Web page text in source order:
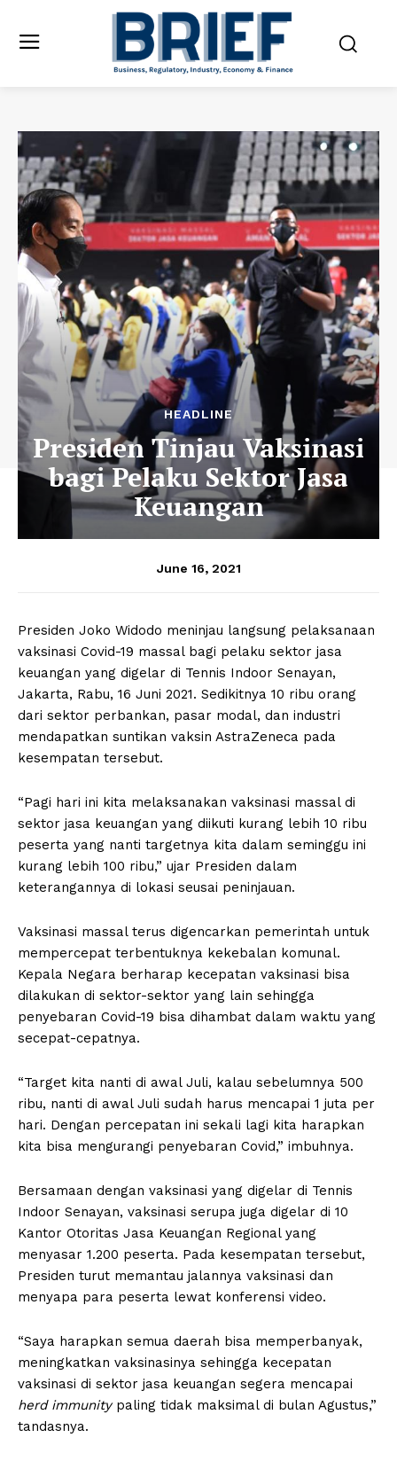
HEADLINE
Presiden Tinjau Vaksinasi
bagi Pelaku Sektor Jasa
Keuangan
June 16, 2021
Presiden Joko Widodo meninjau langsung pelaksanaan
vaksinasi Covid-19 massal bagi pelaku sektor jasa
keuangan yang digelar di Tennis Indoor Senayan,
Jakarta, Rabu, 16 Juni 2021. Sedikitnya 10 ribu orang
dari sektor perbankan, pasar modal, dan industri
mendapatkan suntikan vaksin AstraZeneca pada
kesempatan tersebut.
“Pagi hari ini kita melaksanakan vaksinasi massal di
sektor jasa keuangan yang diikuti kurang lebih 10 ribu
peserta yang nanti targetnya kita dalam seminggu ini
kurang lebih 100 ribu,” ujar Presiden dalam
keterangannya di lokasi seusai peninjauan.
Vaksinasi massal terus digencarkan pemerintah untuk
mempercepat terbentuknya kekebalan komunal.
Kepala Negara berharap kecepatan vaksinasi bisa
dilakukan di sektor-sektor yang lain sehingga
penyebaran Covid-19 bisa dihambat dalam waktu yang
secepat-cepatnya.
“Target kita nanti di awal Juli, kalau sebelumnya 500
ribu, nanti di awal Juli sudah harus mencapai 1 juta per
hari. Dengan percepatan ini sekali lagi kita harapkan
kita bisa mengurangi penyebaran Covid,” imbuhnya.
Bersamaan dengan vaksinasi yang digelar di Tennis
Indoor Senayan, vaksinasi serupa juga digelar di 10
Kantor Otoritas Jasa Keuangan Regional yang
menyasar 1.200 peserta. Pada kesempatan tersebut,
Presiden turut memantau jalannya vaksinasi dan
menyapa para peserta lewat konferensi video.
“Saya harapkan semua daerah bisa memperbanyak,
meningkatkan vaksinasinya sehingga kecepatan
vaksinasi di sektor jasa keuangan segera mencapai
herd immunitypaling tidak maksimal di bulan Agustus,”
tandasnya.